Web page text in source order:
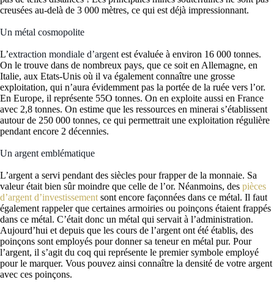
creusées au-delà de 3 000 mètres, ce qui est déjà impressionnant.
Un métal cosmopolite
L’extraction mondiale d’argent est évaluée à environ 16 000 tonnes.
On le trouve dans de nombreux pays, que ce soit en Allemagne, en
Italie, aux Etats-Unis où il va également connaître une grosse
exploitation, qui n’aura évidemment pas la portée de la ruée vers l’or.
En Europe, il représente 55O tonnes. On en exploite aussi en France
avec 2,8 tonnes. On estime que les ressources en minerai s’établissent
autour de 250 000 tonnes, ce qui permettrait une exploitation régulière
pendant encore 2 décennies.
Un argent emblématique
L’argent a servi pendant des siècles pour frapper de la monnaie. Sa
valeur était bien sûr moindre que celle de l’or. Néanmoins, des pièces
d’argent d’investissement sont encore façonnées dans ce métal. Il faut
également rappeler que certaines armoiries ou poinçons étaient frappés
dans ce métal. C’était donc un métal qui servait à l’administration.
Aujourd’hui et depuis que les cours de l’argent ont été établis, des
poinçons sont employés pour donner sa teneur en métal pur. Pour
l’argent, il s’agit du coq qui représente le premier symbole employé
pour le marquer. Vous pouvez ainsi connaître la densité de votre argent
avec ces poinçons.